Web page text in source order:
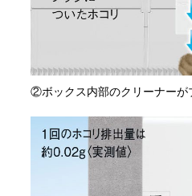
②ボックス内部のクリーナーが